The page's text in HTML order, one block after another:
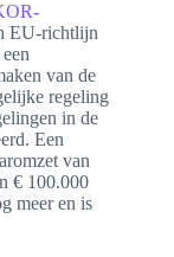
EU-richtlijn
van de
regeling
in de
Een
van
€ 100.000
meer en is